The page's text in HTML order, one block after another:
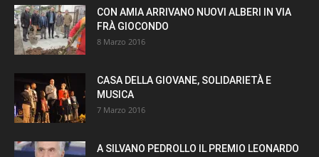
CON AMIA ARRIVANO NUOVI ALBERI IN VIA
FRÀ GIOCONDO
8 Marzo 2016
CASA DELLA GIOVANE, SOLIDARIETÀ E
MUSICA
7 Marzo 2016
A SILVANO PEDROLLO IL PREMIO LEONARDO